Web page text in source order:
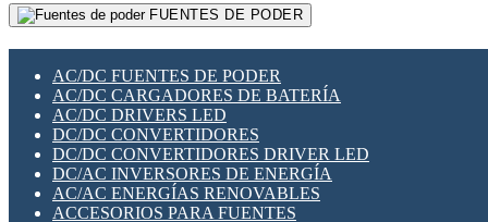
SENSORES MAGNÉTICOS
SWITCH Y MICROSWITCH
TARJETAS PI
UNIÓN Y DERIVACIÓN DE CABLE
GESTIÓN DE REDES
PLACAS MODULARES IOT
SWITCHES Y REDES WIFI
SOLUCIONES IOT
SOLUCIONES LORAWAN
SOLUCIONES RED CELULAR
SEGURIDAD PARA REDES
SWITCHES LAN
TELEFONÍA IP (VOIP)
FUENTES DE PODER
AC/DC FUENTES DE PODER
AC/DC CARGADORES DE BATERÍA
AC/DC DRIVERS LED
DC/DC CONVERTIDORES
DC/DC CONVERTIDORES DRIVER LED
DC/AC INVERSORES DE ENERGÍA
AC/AC ENERGÍAS RENOVABLES
ACCESORIOS PARA FUENTES